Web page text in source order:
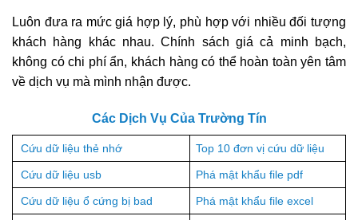
Luôn đưa ra mức giá hợp lý, phù hợp với nhiều đối tượng
khách hàng khác nhau. Chính sách giá cả minh bạch,
không có chi phí ẩn, khách hàng có thể hoàn toàn yên tâm
về dịch vụ mà mình nhận được.
Các Dịch Vụ Của Trường Tín
Cứu dữ liệu thẻ nhớ Top 10 đơn vị cứu dữ liệu
Cứu dữ liệu usb Phá mật khẩu file pdf
Cứu dữ liệu ổ cứng bị bad Phá mật khẩu file excel